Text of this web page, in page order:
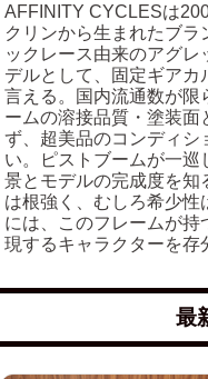
AFFINITY CYCLESは
クリンから生まれたブラ
ックレース由来のアグ
デルとして、固定ギアカ
言える。国内流通数が限
ームの溶接品質・塗装
ず、超美品のコンディシ
い。ピストブームが一
景とモデルの完成度を
は根強く、むしろ希少性
には、このフレームが
現するキャラクターを存
最